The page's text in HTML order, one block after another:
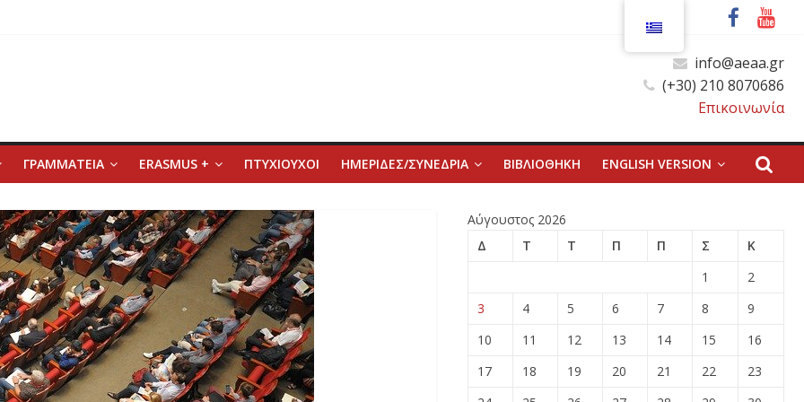
info@aeaa.gr
(+30) 210 8070686
Επικοινωνία
ΓΡΑΜΜΑΤΕΙΑ ERASMUS + ΠΤΥΧΙΟΥΧΟΙ ΗΜΕΡΙΔΕΣ/ΣΥΝΕΔΡΙΑ ΒΙΒΛΙΟΘΗΚΗ ENGLISH VERSION
Αύγουστος 2026
Δ
Τ Τ Π Π Σ
Κ
1
2
3
4 5 6 7 8
9
10
11 12 13 14 15
16
17
18 19 20 21 22
23